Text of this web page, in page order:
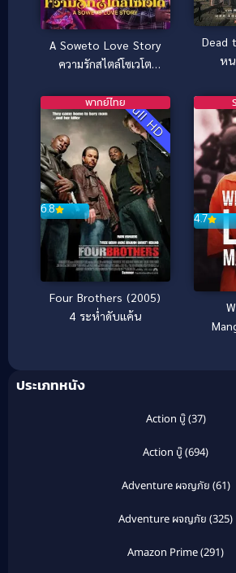
A Soweto Love Story
ความรักสไตล์โซเวโต
Dead
หน
Full HD
6.8
พากย์ไทย
Four Brothers (2005)
4 ระห่ำดับแค้น
4.7
ประเภทหนัง
Action บู๊(37)
Action บู๊(694)
Adventure ผจญภัย (61)
Adventure ผจญภัย (325)
Amazon Prime(291)